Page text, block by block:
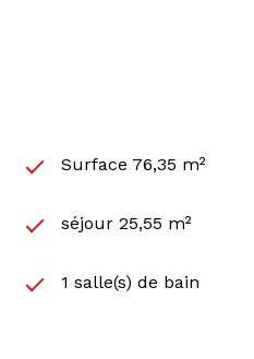
Surface 76,35 m²
séjour 25,55 m²
1 salle(s) de bain